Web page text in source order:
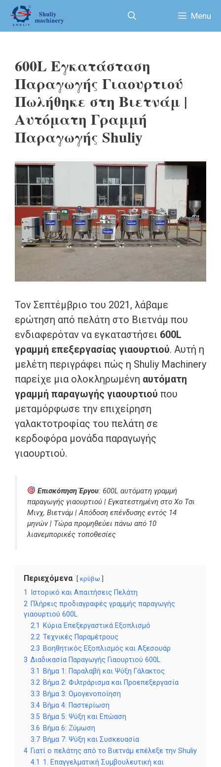
Μετάβαση
περιεχόμενο
Menu
600L Εγκατάσταση
Παραγωγής Γιαουρτιού
Πωλήθηκε στη Βιετνάμ |
Αυτόματη Γραμμή
Παραγωγής Shuliy
Τον Σεπτέμβριο του 2021, λάβαμε
ερώτηση από πελάτη στο Βιετνάμ που
ενδιαφερόταν να εγκαταστήσει 600L
γραμμή επεξεργασίας γιαουρτιού. Αυτή η
μελέτη περιγράφει πώς η Shuliy Machinery
παρείχε μια ολοκληρωμένη αυτόματη
γραμμή παραγωγής γιαουρτιού που
μεταμόρφωσε την επιχείρηση
γαλακτοτροφίας του πελάτη σε
κερδοφόρα μονάδα παραγωγής
γιαουρτιού.
Επισκόπηση Έργου: 600L αυτόματη γραμμή
παραγωγής γιαουρτιού | Εγκατεστημένη στο Χο Τσι
Μινχ, Βιετνάμ | Απόδοση επένδυσης εντός 14
μηνών | Τώρα προμηθεύει πάνω από 10
λιανεμπορικές τοποθεσίες
Περιεχόμενα κρύβω
1
Ιστορικό και Απαιτήσεις Πελάτη
2 Πλήρεις προδιαγραφές γραμμής παραγωγής
γιαουρτιού 600L
2.1
Κύρια Επεξεργαστικά Εξοπλισμό
2.2 Τεχνικές Παραμέτρους
2.3 Βοηθητικός Εξοπλισμός και Αξεσουάρ
3 Διαδικασία Παραγωγής Γιαουρτιού 600L
3.1
Βήμα 1: Παραλαβή και Ψύξη Γάλακτος
3.2 Βήμα 2: Φιλτράρισμα και Προεπεξεργασία
3.3 Βήμα 3: Ομογενοποίηση
3.4 Βήμα 4: Παστερίωση
3.5 Βήμα 5: Ψύξη και Επώαση
3.6 Βήμα 6: Ζύμωση
3.7 Βήμα 7: Ψύξη και Συσκευασία
4 Γιατί ο πελάτης από το Βιετνάμ επέλεξε την Shuliy
4.1 1. Επαγγελματική Συμβουλευτική και